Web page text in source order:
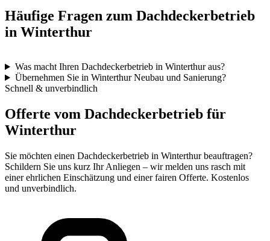
Häufige Fragen zum Dachdeckerbetrieb
in Winterthur
Was macht Ihren Dachdeckerbetrieb in Winterthur aus?
Übernehmen Sie in Winterthur Neubau und Sanierung?
Schnell & unverbindlich
Offerte vom Dachdeckerbetrieb für
Winterthur
Sie möchten einen Dachdeckerbetrieb in Winterthur beauftragen?
Schildern Sie uns kurz Ihr Anliegen – wir melden uns rasch mit
einer ehrlichen Einschätzung und einer fairen Offerte. Kostenlos
und unverbindlich.